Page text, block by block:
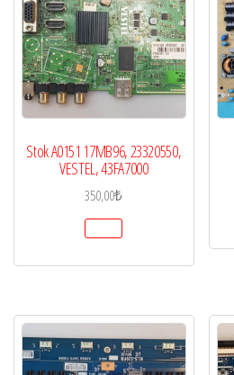
Stok A0151 17MB96, 23320550,
VESTEL, 43FA7000
350,00₺